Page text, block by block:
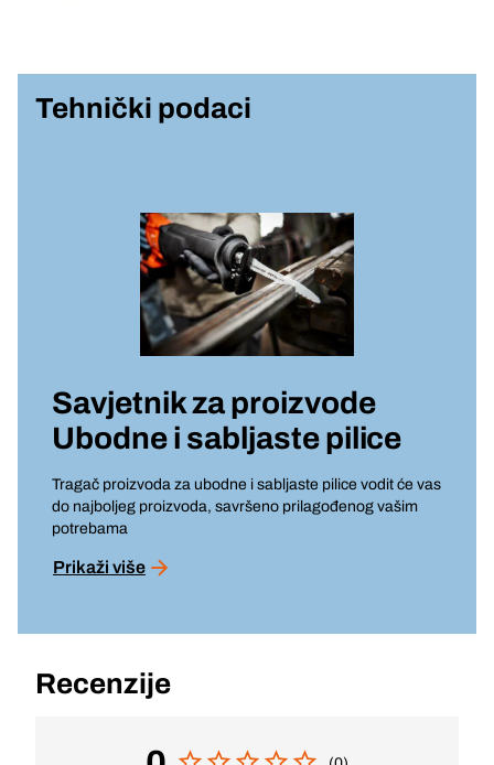
Tehnički podaci
Savjetnik za proizvode
Ubodne i sabljaste pilice
Tragač proizvoda za ubodne i sabljaste pilice vodit će vas
do najboljeg proizvoda, savršeno prilagođenog vašim
potrebama
Prikaži više
Recenzije